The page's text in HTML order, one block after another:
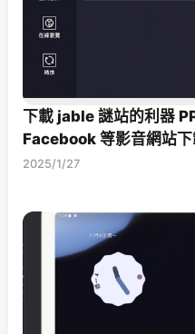
下載 jable 謎站的利器
Facebook 等影音網站
2025/1/27